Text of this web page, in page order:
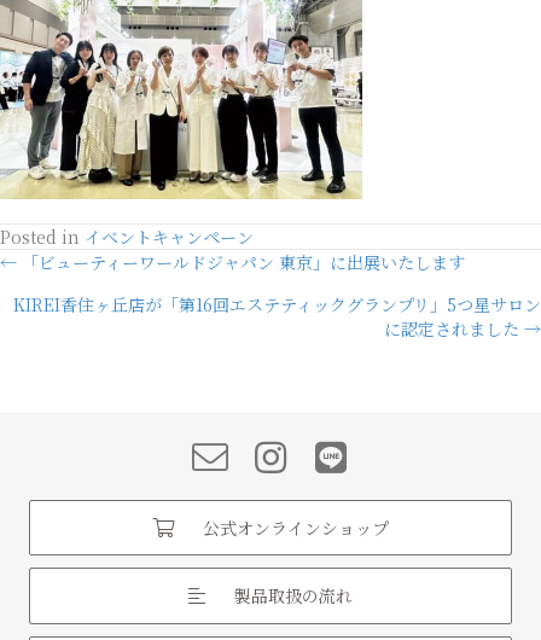
Posted in イベントキャンペーン
Posts
navigation
← 「ビューティーワールドジャパン 東京」に出展いたします
KIREI香住ヶ丘店が「第16回エステティックグランプリ」5つ星サロン
に認定されました →
公式オンラインショップ
製品取扱の流れ